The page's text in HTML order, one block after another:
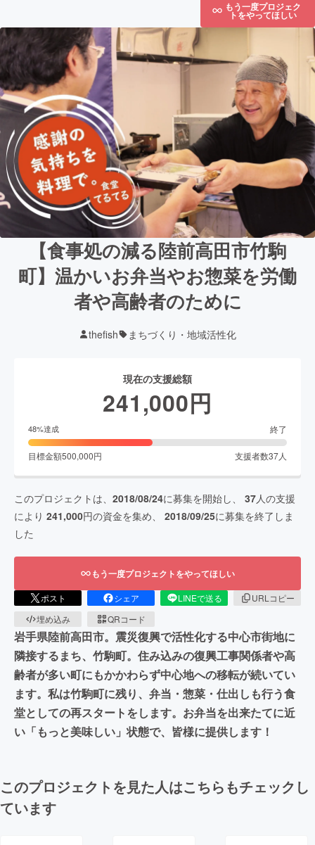
もう一度プロジェク
トをやってほしい
【食事処の減る陸前高田市竹駒
町】温かいお弁当やお惣菜を労働
者や高齢者のために
thefish まちづくり・地域活性化
現在の支援総額
241,000円
48%達成 終了
目標金額500,000円 支援者数37人
このプロジェクトは、 2018/08/24に募集を開始し、 37人の支援
により 241,000円の資金を集め、 2018/09/25に募集を終了しま
した
もう一度プロジェクトをやってほしい
ポスト シェア LINEで送る
URLコピー
埋め込み
QRコード
岩手県陸前高田市。震災復興で活性化する中心市街地に
隣接するまち、竹駒町。住み込みの復興工事関係者や高
齢者が多い町にもかかわらず中心地への移転が続いてい
ます。私は竹駒町に残り、弁当・惣菜・仕出しも行う食
堂としての再スタートをします。お弁当を出来たてに近
い「もっと美味しい」状態で、皆様に提供します！
このプロジェクトを見た人はこちらもチェックし
ています